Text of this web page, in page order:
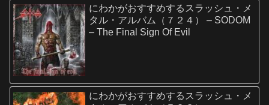
にわかがおすすめするスラッシュ・メ
タル・アルバム（７２４） – SODOM
– The Final Sign Of Evil
にわかがおすすめするスラッシュ・メ